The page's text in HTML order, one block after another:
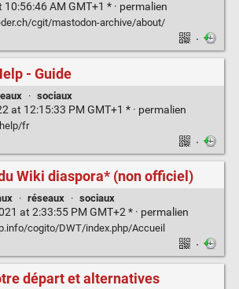
AM GMT+1 * · permalien
cgit/mastodon-archive/about/
·
- Guide
· sociaux
at 12:15:33 PM GMT+1 * · permalien
fr
·
Wiki diaspora* (non officiel)
· réseaux · sociaux
at 2:33:55 PM GMT+2 * · permalien
cogito/DWT/index.php/Accueil
·
départ et alternatives